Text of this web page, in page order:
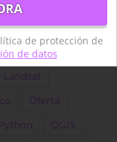
GIS golf
Landsat
Oferta
QGIS
de protección de
de datos